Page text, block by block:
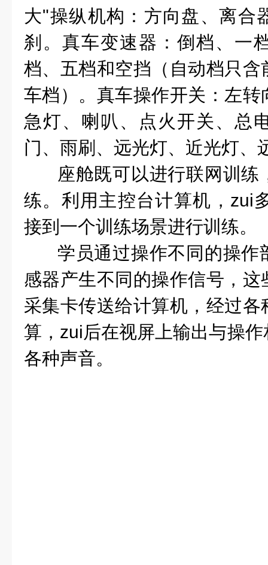
大"操纵机构：方向盘、离合
刹。真车变速器：倒档、一
档、五档和空挡（自动档只
车档）。真车操作开关：左
急灯、喇叭、点火开关、总
门、雨刷、远光灯、近光灯、
座舱既可以进行联网训练
练。利用主控台计算机，zui
接到一个训练场景进行训练。
学员通过操作不同的操作
感器产生不同的操作信号，
采集卡传送给计算机，经过
算，zui后在视屏上输出与操
各种声音。